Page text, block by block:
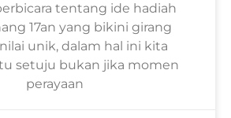
tentang ide hadiah
17an yang bikini girang
unik, dalam hal ini kita
setuju bukan jika momen
perayaan